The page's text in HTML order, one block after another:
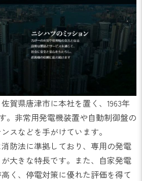
賀県唐津市に本社を置く、1963年
。非常用発電機装置や自動制御盤の
スなどを手がけています。
防法に準拠しており、専用の発電
大きな特長です。また、自家発電
く、停電対策に優れた評価を得て